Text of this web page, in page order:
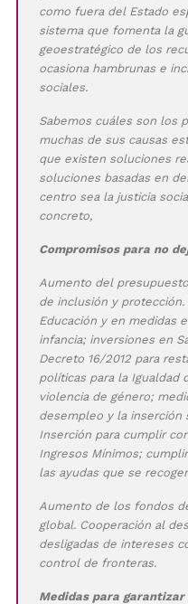
como fuera del Estado
sistema que fomenta la
geoestratégico de los
ocasiona hambrunas e
sociales.
Sabemos cuáles son los
muchas de sus causas
que existen soluciones
soluciones basadas en
centro sea la justicia
concreto,
Compromisos para no
Aumento del
de inclusión y
Educación y en medidas
infancia; inversiones en
Decreto 16/2012 para
políticas para la Igualdad
violencia de género;
desempleo y la inserción
Inserción para cumplir
Ingresos Mínimos;
las ayudas que se
Aumento de los fondos
global. Cooperación al
desligadas de intereses
control de fronteras.
Medidas para